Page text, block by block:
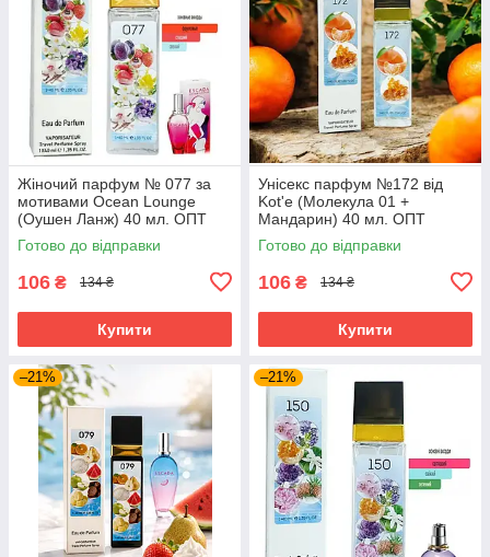
Жіночий парфум № 077 за
мотивами Ocean Lounge
(Оушен Ланж) 40 мл. ОПТ
Готово до відправки
106 ₴ 134 ₴
Купити
Унісекс парфум №172 від
Kot'e (Молекула 01 +
Мандарин) 40 мл. ОПТ
Готово до відправки
106 ₴ 134 ₴
Купити
–21% –21%